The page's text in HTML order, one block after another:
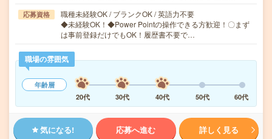
応募資格
職種未経験OK / ブランクOK / 英語力不要
◆未経験OK！◆Power Pointの操作できる方歓迎！〇まず
は事前登録だけでもOK！履歴書不要で…
職場の雰囲気
年齢層
20代
30代 40代 50代 60代
気になる! 応募へ進む 詳しく見る